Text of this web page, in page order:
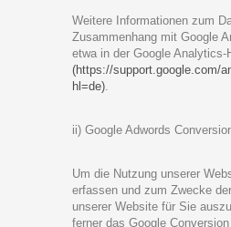
Weitere Informationen zum
Zusammenhang mit Google
etwa in der Google Analytics-
(https://support.google.com/
hl=de).
ii) Google Adwords
Um die Nutzung unserer
erfassen und zum Zwecke
unserer Website für Sie
ferner das Google